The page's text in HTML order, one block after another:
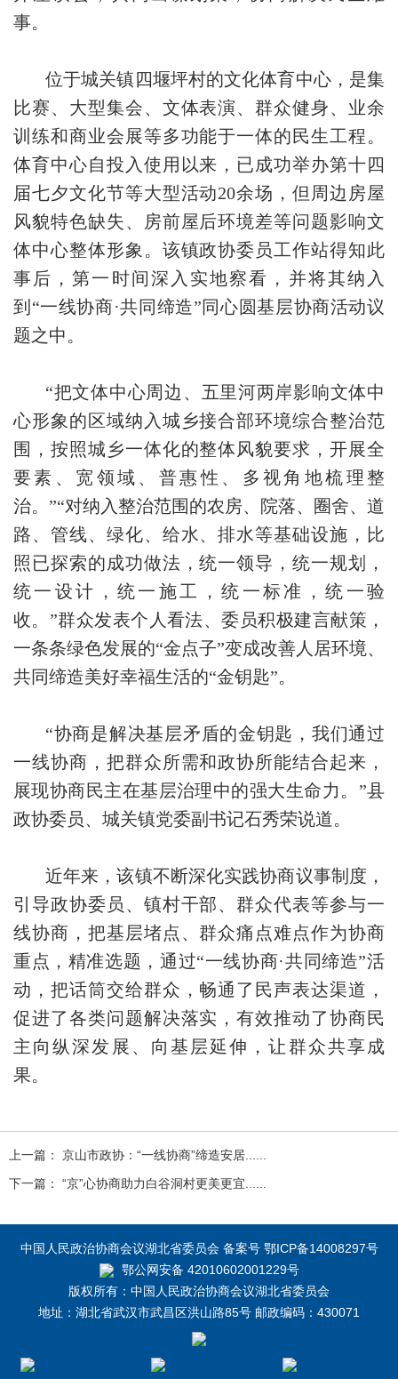
事。
位于城关镇四堰坪村的文化体育中心，是集
比赛、大型集会、文体表演、群众健身、业余
训练和商业会展等多功能于一体的民生工程。
体育中心自投入使用以来，已成功举办第十四
届七夕文化节等大型活动20余场，但周边房屋
风貌特色缺失、房前屋后环境差等问题影响文
体中心整体形象。该镇政协委员工作站得知此
事后，第一时间深入实地察看，并将其纳入
到“一线协商·共同缔造”同心圆基层协商活动议
题之中。
“把文体中心周边、五里河两岸影响文体中
心形象的区域纳入城乡接合部环境综合整治范
围，按照城乡一体化的整体风貌要求，开展全
要素、宽领域、普惠性、多视角地梳理整
治。”“对纳入整治范围的农房、院落、圈舍、道
路、管线、绿化、给水、排水等基础设施，比
照已探索的成功做法，统一领导，统一规划，
统一设计，统一施工，统一标准，统一验
收。”群众发表个人看法、委员积极建言献策，
一条条绿色发展的“金点子”变成改善人居环境、
共同缔造美好幸福生活的“金钥匙”。
“协商是解决基层矛盾的金钥匙，我们通过
一线协商，把群众所需和政协所能结合起来，
展现协商民主在基层治理中的强大生命力。”县
政协委员、城关镇党委副书记石秀荣说道。
近年来，该镇不断深化实践协商议事制度，
引导政协委员、镇村干部、群众代表等参与一
线协商，把基层堵点、群众痛点难点作为协商
重点，精准选题，通过“一线协商·共同缔造”活
动，把话筒交给群众，畅通了民声表达渠道，
促进了各类问题解决落实，有效推动了协商民
主向纵深发展、向基层延伸，让群众共享成
果。
上一篇： 京山市政协：“一线协商”缔造安居......
下一篇： “京”心协商助力白谷洞村更美更宜......
中国人民政治协商会议湖北省委员会 备案号 鄂ICP备14008297号
鄂公网安备 42010602001229号
版权所有：中国人民政治协商会议湖北省委员会
地址：湖北省武汉市武昌区洪山路85号 邮政编码：430071